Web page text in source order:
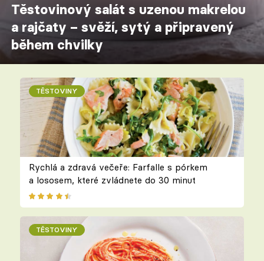
Těstovinový salát s uzenou makrelou
a rajčaty – svěží, sytý a připravený
během chvilky
TĚSTOVINY
Rychlá a zdravá večeře: Farfalle s pórkem
a lososem, které zvládnete do 30 minut
TĚSTOVINY